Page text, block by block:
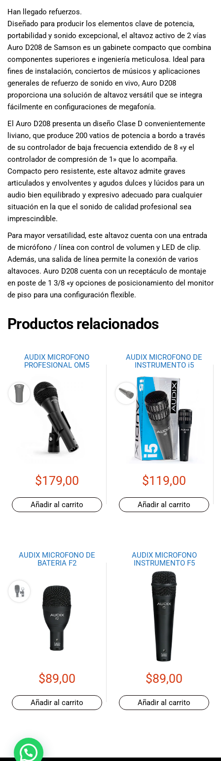
comodidad de
tu hogar.
¡Descubre el
mundo de la
música con
Import Music
Ecuador!
Han llegado refuerzos.
Diseñado para producir los elementos clave de potencia,
portabilidad y sonido excepcional, el altavoz activo de 2 vías
Auro D208 de Samson es un gabinete compacto que combina
componentes superiores e ingeniería meticulosa. Ideal para
fines de instalación, conciertos de músicos y aplicaciones
generales de refuerzo de sonido en vivo, Auro D208
proporciona una solución de altavoz versátil que se integra
fácilmente en configuraciones de megafonía.
El Auro D208 presenta un diseño Clase D convenientemente
liviano, que produce 200 vatios de potencia a bordo a través
de su controlador de baja frecuencia extendido de 8 «y el
controlador de compresión de 1» que lo acompaña.
Compacto pero resistente, este altavoz admite graves
articulados y envolventes y agudos dulces y lúcidos para un
audio bien equilibrado y expresivo adecuado para cualquier
situación en la que el sonido de calidad profesional sea
imprescindible.
Para mayor versatilidad, este altavoz cuenta con una entrada
de micrófono / línea con control de volumen y LED de clip.
Además, una salida de línea permite la conexión de varios
altavoces. Auro D208 cuenta con un receptáculo de montaje
en poste de 1 3/8 «y opciones de posicionamiento del monitor
de piso para una configuración flexible.
Productos relacionados
AUDIX MICROFONO
PROFESIONAL OM5
$179,00
Añadir al carrito
AUDIX MICROFONO DE
INSTRUMENTO i5
$119,00
Añadir al carrito
AUDIX MICROFONO DE
BATERIA F2
$89,00
Añadir al carrito
AUDIX MICROFONO
INSTRUMENTO F5
$89,00
Añadir al carrito